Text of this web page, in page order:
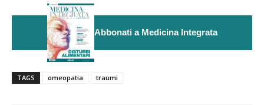
Abbonati a Medicina Integrata
TAGS omeopatia traumi